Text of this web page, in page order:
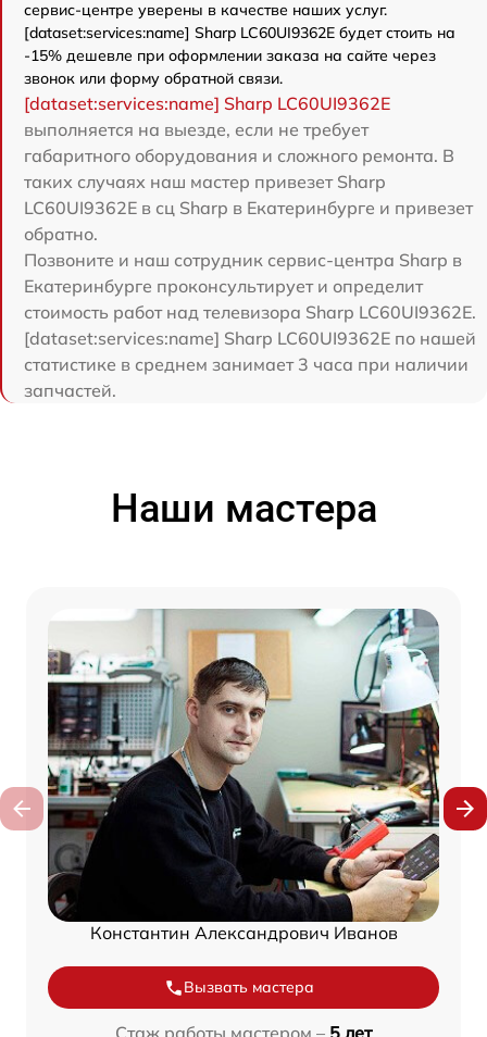
сервис-центре уверены в качестве наших услуг.
[dataset:services:name] Sharp LC60UI9362E будет стоить на
-15% дешевле при оформлении заказа на сайте через
звонок или форму обратной связи.
[dataset:services:name] Sharp LC60UI9362E
выполняется на выезде, если не требует
габаритного оборудования и сложного ремонта. В
таких случаях наш мастер привезет Sharp
LC60UI9362E в сц Sharp в Екатеринбурге и привезет
обратно.
Позвоните и наш сотрудник сервис-центра Sharp в
Екатеринбурге проконсультирует и определит
стоимость работ над телевизора Sharp LC60UI9362E.
[dataset:services:name] Sharp LC60UI9362E по нашей
статистике в среднем занимает 3 часа при наличии
запчастей.
Наши мастера
Константин Александрович Иванов
Вызвать мастера